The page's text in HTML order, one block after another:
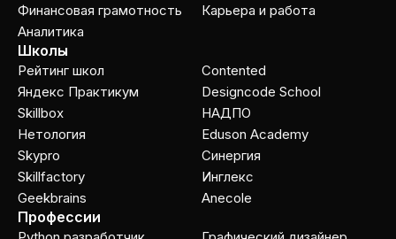
Финансовая грамотность
Аналитика
Карьера и работа
Школы
Рейтинг школ
Яндекс Практикум
Skillbox
Нетология
Skypro
Skillfactory
Geekbrains
Contented
Designcode School
НАДПО
Eduson Academy
Cинергия
Инглекс
Anecole
Профессии